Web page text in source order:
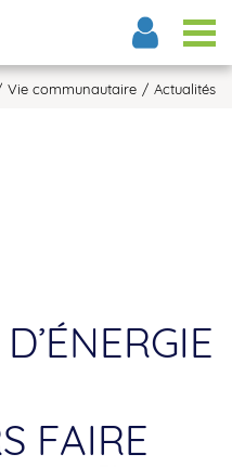
Vie communautaire Actualités
FAIRE